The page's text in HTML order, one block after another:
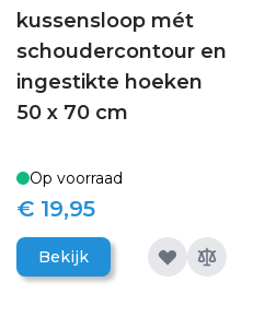
kussensloop mét
schoudercontour en
ingestikte hoeken
50 x 70 cm
Op voorraad
€ 19,95
Bekijk